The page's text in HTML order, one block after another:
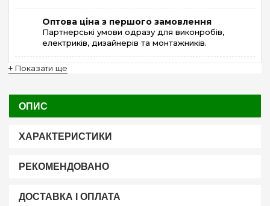
Оптова ціна з першого замовлення
Партнерські умови одразу для виконробів,
електриків, дизайнерів та монтажників.
+ Показати ще
ОПИС
ХАРАКТЕРИСТИКИ
РЕКОМЕНДОВАНО
ДОСТАВКА І ОПЛАТА